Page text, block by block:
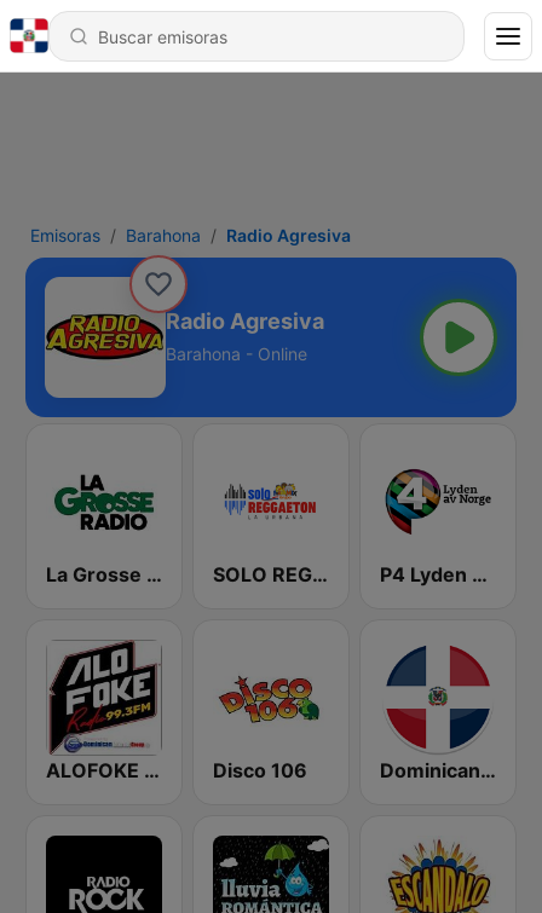
Emisoras Barahona Radio Agresiva
Radio Agresiva
Barahona - Online
La Grosse Radio Reggae SOLO REGGAETON P4 Lyden av Norge
ALOFOKE 99.3 FM Disco 106 Dominicana 041